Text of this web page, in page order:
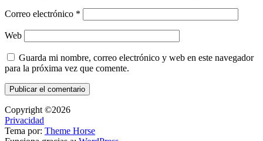
Correo electrónico *
Web
Guarda mi nombre, correo electrónico y web en este navegador
para la próxima vez que comente.
Copyright ©2026
Privacidad
Tema por: Theme Horse